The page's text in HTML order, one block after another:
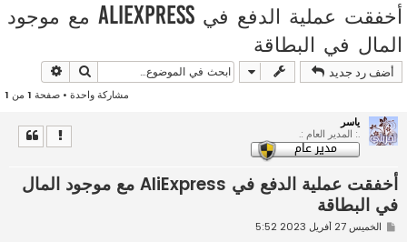
ث
أخفقت عملية الدفع في AliExpress مع موجود
المال في البطاقة
أضف رد جديد بحث
مشاركة واحدة • صفحة 1 من 1
ياسر
.: المدير العام :.
أخفقت عملية الدفع في AliExpress مع موجود المال
في البطاقة
مالخميس 27 أفريل 2023 5:52